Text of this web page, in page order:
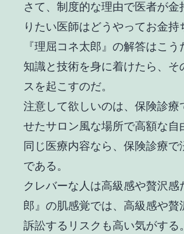
さて、 制度的な理由で医者が
りたい医師はどうやってお金
『理屈コネ太郎』の解答はこ
知識と技術を身に着けたら、
スを起こすのだ。
注意して欲しいのは、保険診
せたサロン風な場所で高額な自
同じ医療内容なら、保険診療
である。
クレバーな人は高級感や贅沢
郎』の肌感覚では、高級感や
訴訟するリスクも高い気がする。